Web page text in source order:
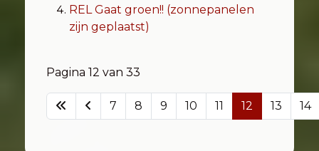
REL Gaat groen!! (zonnepanelen
zijn geplaatst)
Pagina 12 van 33
7 8 9 10 11 12 13 14